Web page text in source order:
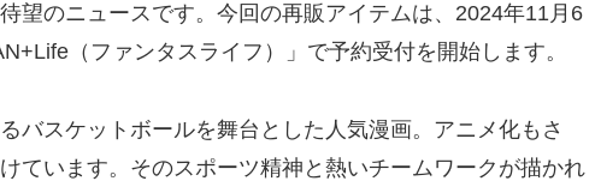
望のニュースです。今回の再販アイテムは、2024年11月6
（ファンタスライフ）」で予約受付を開始します。
バスケットボールを舞台とした人気漫画。アニメ化もさ
ています。そのスポーツ精神と熱いチームワークが描かれ